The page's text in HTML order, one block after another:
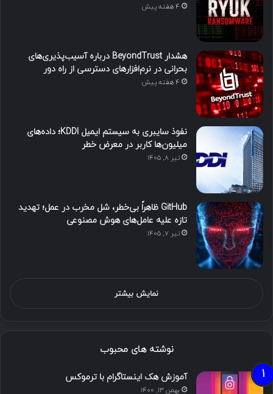
4 هفته پیش
هشدار BeyondTrust درباره آسیب‌پذیری‌های
بحرانی در نرم‌افزارهای دسترسی از راه دور
4 هفته پیش
نفوذ سایبری به سیستم ایمیل KDDI؛ داده‌های
میلیون‌ها کاربر در معرض خطر
تیر ۸, ۱۴۰۵
GitHub ظاهراً بی‌خطر، شل مخرب در عمل؛ تهدید
تازه علیه عامل‌های هوش مصنوعی
تیر ۷, ۱۴۰۵
نمایش بیشتر
نوشته های محبوب
آموزش هک اینستاگرام با ترموکس
بهمن ۱۳, ۱۴۰۰